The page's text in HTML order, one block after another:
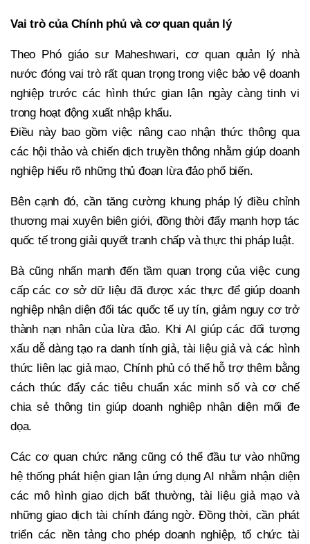
Vai trò của Chính phủ và cơ quan quản lý
Theo Phó giáo sư Maheshwari, cơ quan quản lý nhà
nước đóng vai trò rất quan trọng trong việc bảo vệ doanh
nghiệp trước các hình thức gian lận ngày càng tinh vi
trong hoạt động xuất nhập khẩu.
Điều này bao gồm việc nâng cao nhận thức thông qua
các hội thảo và chiến dịch truyền thông nhằm giúp doanh
nghiệp hiểu rõ những thủ đoạn lừa đảo phổ biến.
Bên cạnh đó, cần tăng cường khung pháp lý điều chỉnh
thương mại xuyên biên giới, đồng thời đẩy mạnh hợp tác
quốc tế trong giải quyết tranh chấp và thực thi pháp luật.
Bà cũng nhấn mạnh đến tầm quan trọng của việc cung
cấp các cơ sở dữ liệu đã được xác thực để giúp doanh
nghiệp nhận diện đối tác quốc tế uy tín, giảm nguy cơ trở
thành nạn nhân của lừa đảo. Khi AI giúp các đối tượng
xấu dễ dàng tạo ra danh tính giả, tài liệu giả và các hình
thức liên lạc giả mạo, Chính phủ có thể hỗ trợ thêm bằng
cách thúc đẩy các tiêu chuẩn xác minh số và cơ chế
chia sẻ thông tin giúp doanh nghiệp nhận diện mối đe
dọa.
Các cơ quan chức năng cũng có thể đầu tư vào những
hệ thống phát hiện gian lận ứng dụng AI nhằm nhận diện
các mô hình giao dịch bất thường, tài liệu giả mạo và
những giao dịch tài chính đáng ngờ. Đồng thời, cần phát
triển các nền tảng cho phép doanh nghiệp, tổ chức tài